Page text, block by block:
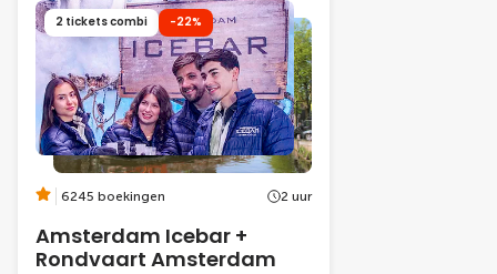
2 tickets combi -22%
6245 boekingen 2 uur
Amsterdam Icebar +
Rondvaart Amsterdam